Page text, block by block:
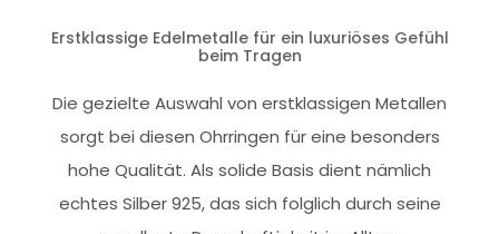
Erstklassige Edelmetalle für ein luxuriöses Gefühl
beim Tragen
Die gezielte Auswahl von erstklassigen Metallen
sorgt bei diesen Ohrringen für eine besonders
hohe Qualität. Als solide Basis dient nämlich
echtes Silber 925, das sich folglich durch seine